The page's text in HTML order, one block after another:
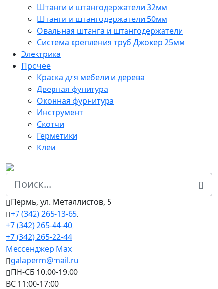
Штанги и штангодержатели 32мм
Штанги и штангодержатели 50мм
Овальная штанга и штангодержатели
Система крепления труб Джокер 25мм
Электрика
Прочее
Краска для мебели и дерева
Дверная фунитура
Оконная фурнитура
Инструмент
Скотчи
Герметики
Клеи
Пермь, ул. Металлистов, 5
+7 (342) 265-13-65,
+7 (342) 265-44-40,
+7 (342) 265-22-44
Мессенджер Мах
galaperm@mail.ru
ПН-СБ 10:00-19:00
ВС 11:00-17:00